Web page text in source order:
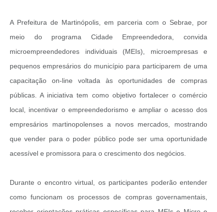
Ouvidoria Saúde
Cadastro de Fornecedores
Obras
Casa das Artesãs
CAPS AD II “João Maria Lúcio Martins”
Multimídia - Hino de Martinópolis
A Prefeitura de Martinópolis, em parceria com o Sebrae, por
meio do programa Cidade Empreendedora, convida
microempreendedores individuais (MEIs), microempresas e
pequenos empresários do município para participarem de uma
capacitação on-line voltada às oportunidades de compras
públicas. A iniciativa tem como objetivo fortalecer o comércio
local, incentivar o empreendedorismo e ampliar o acesso dos
empresários martinopolenses a novos mercados, mostrando
que vender para o poder público pode ser uma oportunidade
acessível e promissora para o crescimento dos negócios.
Durante o encontro virtual, os participantes poderão entender
como funcionam os processos de compras governamentais,